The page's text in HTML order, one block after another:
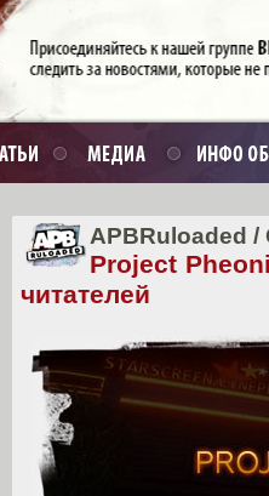
APBRuloaded /
Project
читателей